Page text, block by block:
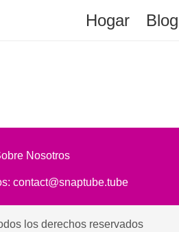
Hogar Blog
Nosotros
contact@snaptube.tube
los derechos reservados